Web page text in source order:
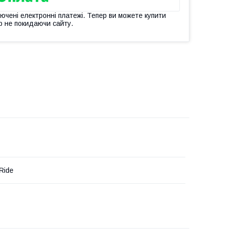
електронні платежі. Тепер ви можете купити
не покидаючи сайту.